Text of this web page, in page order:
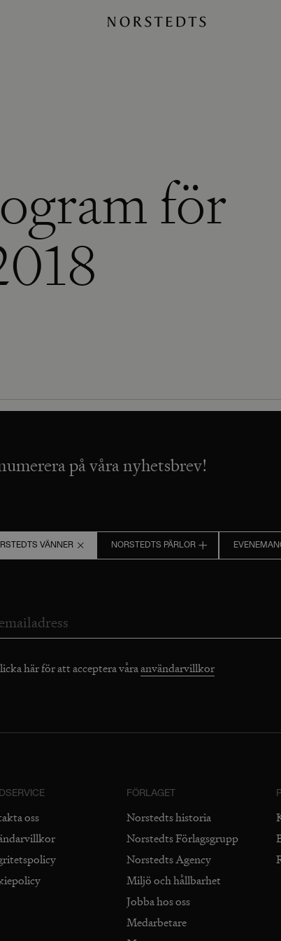
för
på våra nyhetsbrev!
VÄNNER NORSTEDTS PÄRLOR
här för att acceptera våraanvändarvillkor
oss
FÖRLAGET
Norstedts historia
Norstedts Förlagsgrupp
Norstedts Agency
Miljö och hållbarhet
Jobba hos oss
Medarbetare